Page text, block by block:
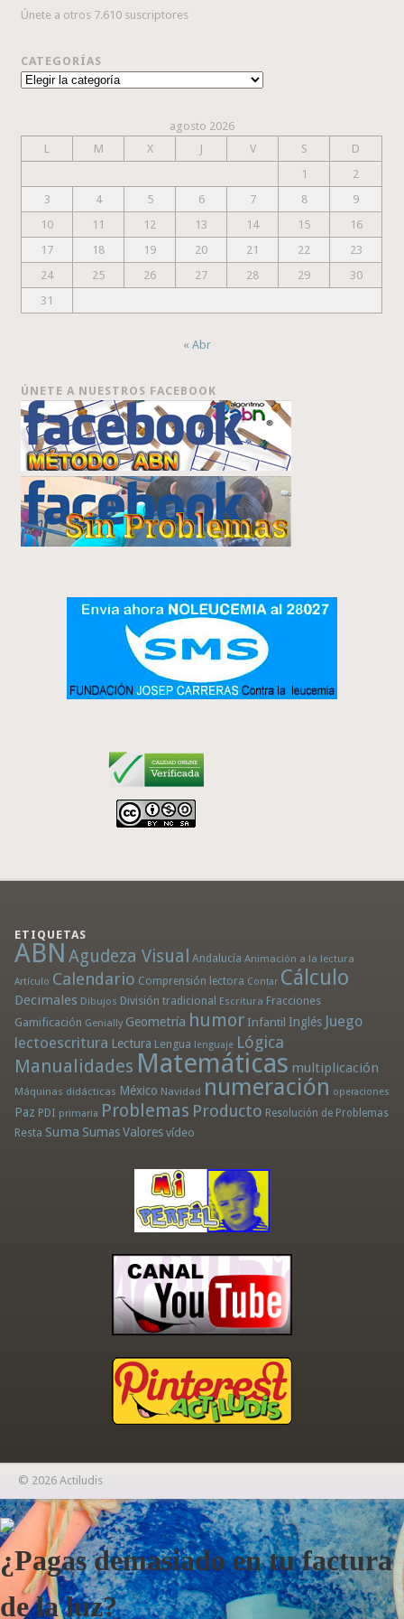
Únete a otros 7.610 suscriptores
CATEGORÍAS
Categorías
agosto 2026
L
M X J V S
D
1
2
3
4 5 6 7 8
9
10
11 12 13 14 15
16
17
18 19 20 21 22
23
24
25 26 27 28 29
30
31
« Abr
ÚNETE A NUESTROS FACEBOOK
ETIQUETAS
ABN Agudeza Visual Andalucía Animación a la lectura
Artículo Calendario Comprensión lectora Contar Cálculo
Decimales Dibujos División tradicional Escritura Fracciones
Gamificación Genially Geometría humor Infantil Inglés Juego
lectoescritura Lectura Lengua lenguaje Lógica
Manualidades Matemáticas multiplicación
Máquinas didácticas México Navidad numeración operaciones
Paz PDI primaria Problemas Producto Resolución de Problemas
Resta Suma Sumas Valores vídeo
© 2026 Actiludis
×
¿Pagas demasiado en tu factura
de la luz?